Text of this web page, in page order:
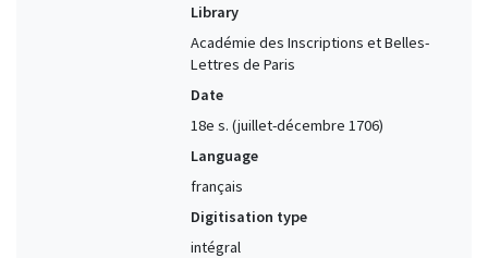
Library
Académie des Inscriptions et Belles-
Lettres de Paris
Date
18e s. (juillet-décembre 1706)
Language
français
Digitisation type
intégral